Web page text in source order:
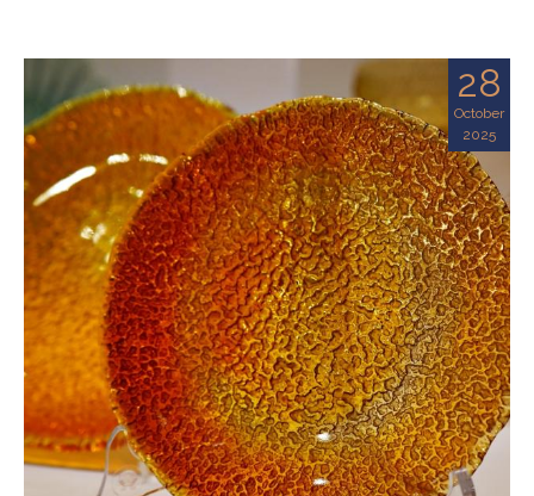
28
October
2025